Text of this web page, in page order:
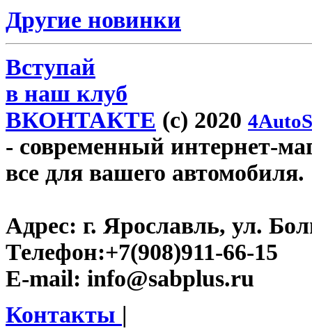
Другие новинки
Вступай
в наш клуб
ВКОНТАКТЕ (c) 2020
- современный интернет-
все для вашего автомобиля.
Адрес: г. Ярославль, ул.
Телефон:+7(908)911-66-15
E-mail: info@sabplus.ru
Контакты |